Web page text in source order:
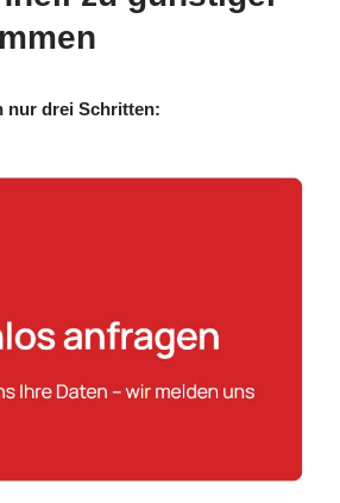
nur drei Schritten: